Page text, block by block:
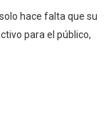
hace falta que su
para el público,